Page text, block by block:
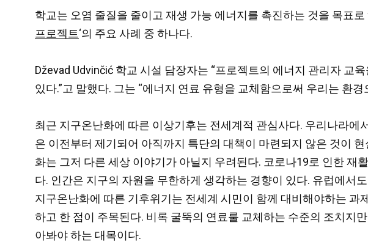
학교는 오염 줄질을 줄이고 재생 가능 에너지를 촉진하는 것을 목표로
프로젝트‘의 주요 사례 중 하나다.
Dževad Udvinčić 학교 시설 담장자는 “프로젝트의 에너지 관리자 교
있다.”고 말했다. 그는 “에너지 연료 유형을 교체함으로써 우리는 환
최근 지구온난화에 따른 이상기후는 전세계적 관심사다. 우리나라
은 이전부터 제기되어 아직까지 특단의 대책이 마련되지 않은 것이
화는 그저 다른 세상 이야기가 아닐지 우려된다. 코로나19로 인한 재
다. 인간은 지구의 자원을 무한하게 생각하는 경향이 있다. 유럽에서
지구온난화에 따른 기후위기는 전세계 시민이 함께 대비해야하는
하고 한 점이 주목된다. 비록 굴뚝의 연료룰 교체하는 수준의 조치지
아봐야 하는 대목이다.